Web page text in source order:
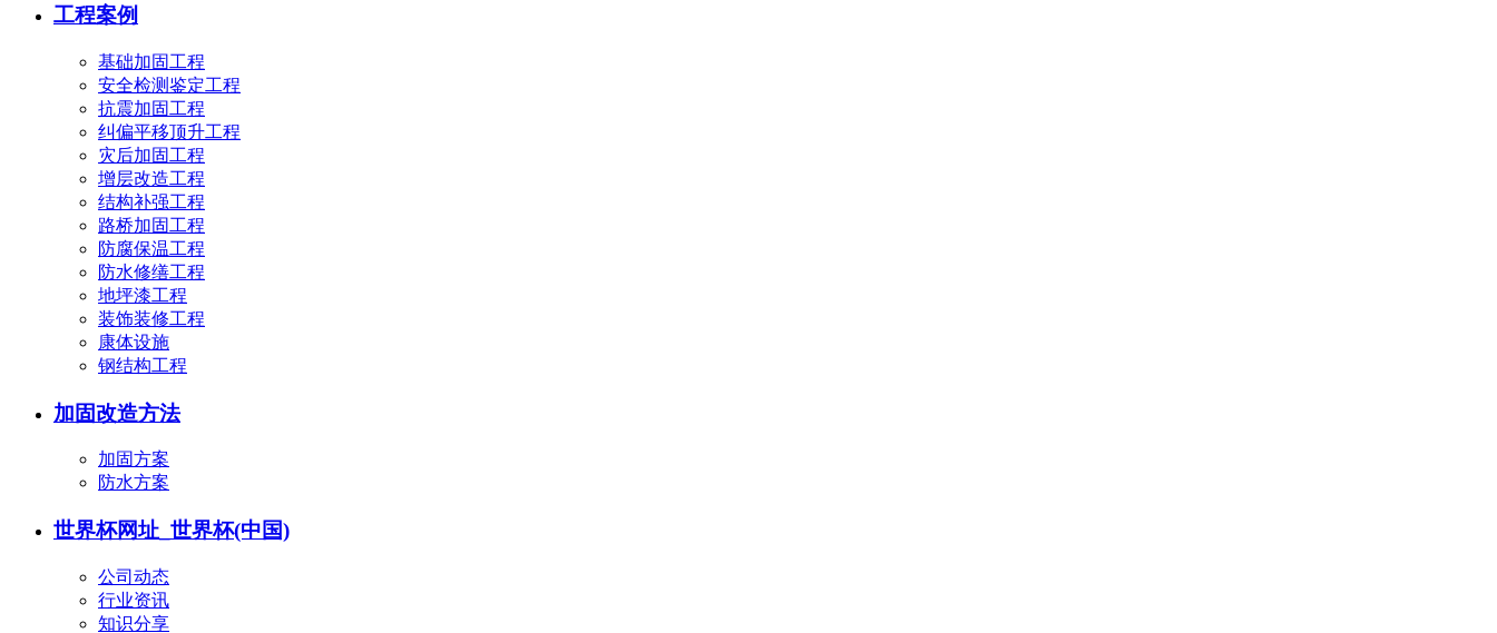
工程案例
基础加固工程
安全检测鉴定工程
抗震加固工程
纠偏平移顶升工程
灾后加固工程
增层改造工程
结构补强工程
路桥加固工程
防腐保温工程
防水修缮工程
地坪漆工程
装饰装修工程
康体设施
钢结构工程
加固改造方法
加固方案
防水方案
世界杯网址_世界杯(中国)
公司动态
行业资讯
知识分享